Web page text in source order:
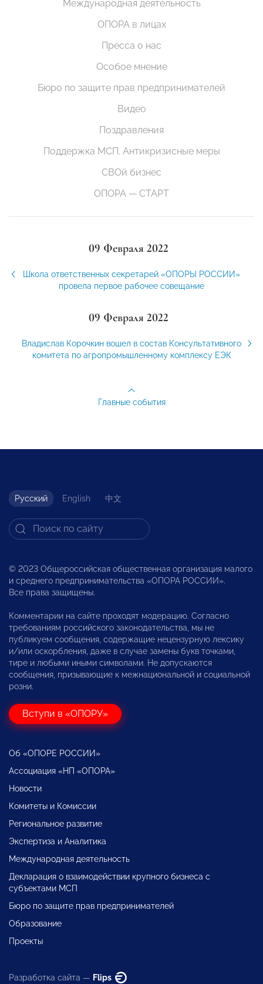
Международная деятельность
ОПОРА в лицах
Пресса о нас
Особое мнение
Бюро по защите прав предпринимателей
Видео
Поздравления
Поддержка МСП. Антикризисные меры
СВОй бизнес
ОПОРА — СТАРТ
09 Февраля 2022
Школа ответственных секретарей «ОПОРЫ РОССИИ»
провела первое рабочее совещание
09 Февраля 2022
Владислав Корочкин вошел в состав Консультативного
комитета по агропромышленному комплексу ЕЭК
Главные события
Русский English 中文
© 2023 Общероссийская общественная организация малого
и среднего предпринимательства «ОПОРА РОССИИ».
Все права защищены.
Комментарии на сайте проходят модерацию. Согласно
требованиям российского законодательства, мы не
публикуем сообщения, содержащие нецензурную лексику
и/или оскорбления, даже в случае замены букв точками,
тире и любыми иными символами. Не допускаются
сообщения, призывающие к межнациональной и социальной
розни.
Вступи в «ОПОРУ»
Об «ОПОРЕ РОССИИ»
Ассоциация «НП «ОПОРА»
Новости
Комитеты и Комиссии
Региональное развитие
Экспертиза и Аналитика
Международная деятельность
Декларация о взаимодействии крупного бизнеса с
субъектами МСП
Бюро по защите прав предпринимателей
Образование
Проекты
Разработка сайта — Flips